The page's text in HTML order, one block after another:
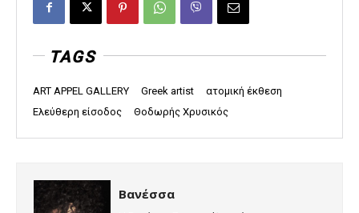
TAGS
ART APPEL GALLERY Greek artist
ατομική έκθεση
Ελεύθερη είσοδος
Θοδωρής Χρυσικός
Βανέσσα